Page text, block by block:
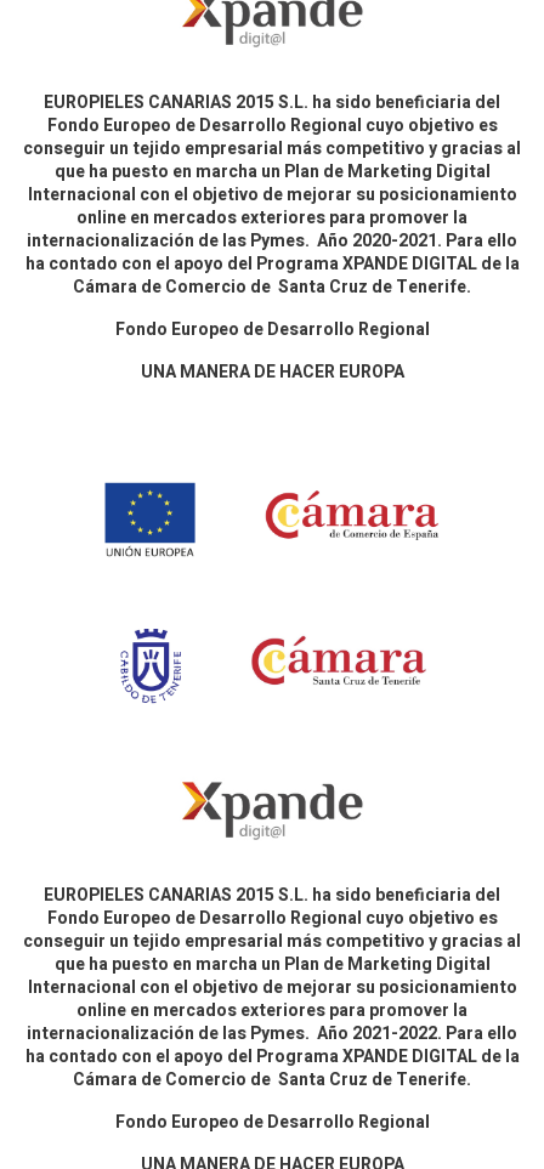
EUROPIELES CANARIAS 2015 S.L. ha sido beneficiaria del
Fondo Europeo de Desarrollo Regional cuyo objetivo es
conseguir un tejido empresarial más competitivo y gracias al
que ha puesto en marcha un Plan de Marketing Digital
Internacional con el objetivo de mejorar su posicionamiento
online en mercados exteriores para promover la
internacionalización de las Pymes. Año 2020-2021. Para ello
ha contado con el apoyo del Programa XPANDE DIGITAL de la
Cámara de Comercio de Santa Cruz de Tenerife.
Fondo Europeo de Desarrollo Regional
UNA MANERA DE HACER EUROPA
EUROPIELES CANARIAS 2015 S.L. ha sido beneficiaria del
Fondo Europeo de Desarrollo Regional cuyo objetivo es
conseguir un tejido empresarial más competitivo y gracias al
que ha puesto en marcha un Plan de Marketing Digital
Internacional con el objetivo de mejorar su posicionamiento
online en mercados exteriores para promover la
internacionalización de las Pymes. Año 2021-2022. Para ello
ha contado con el apoyo del Programa XPANDE DIGITAL de la
Cámara de Comercio de Santa Cruz de Tenerife.
Fondo Europeo de Desarrollo Regional